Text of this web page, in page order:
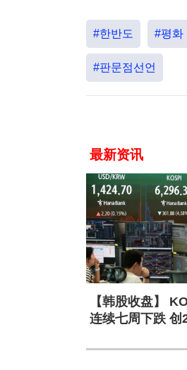
#한반도 #평화
#판문점선언
最新资讯
【韩股收盘】
连续七周下跌 创